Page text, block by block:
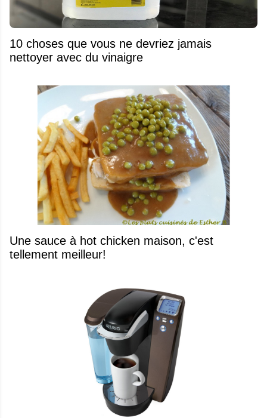
10 choses que vous ne devriez jamais
nettoyer avec du vinaigre
Une sauce à hot chicken maison, c'est
tellement meilleur!